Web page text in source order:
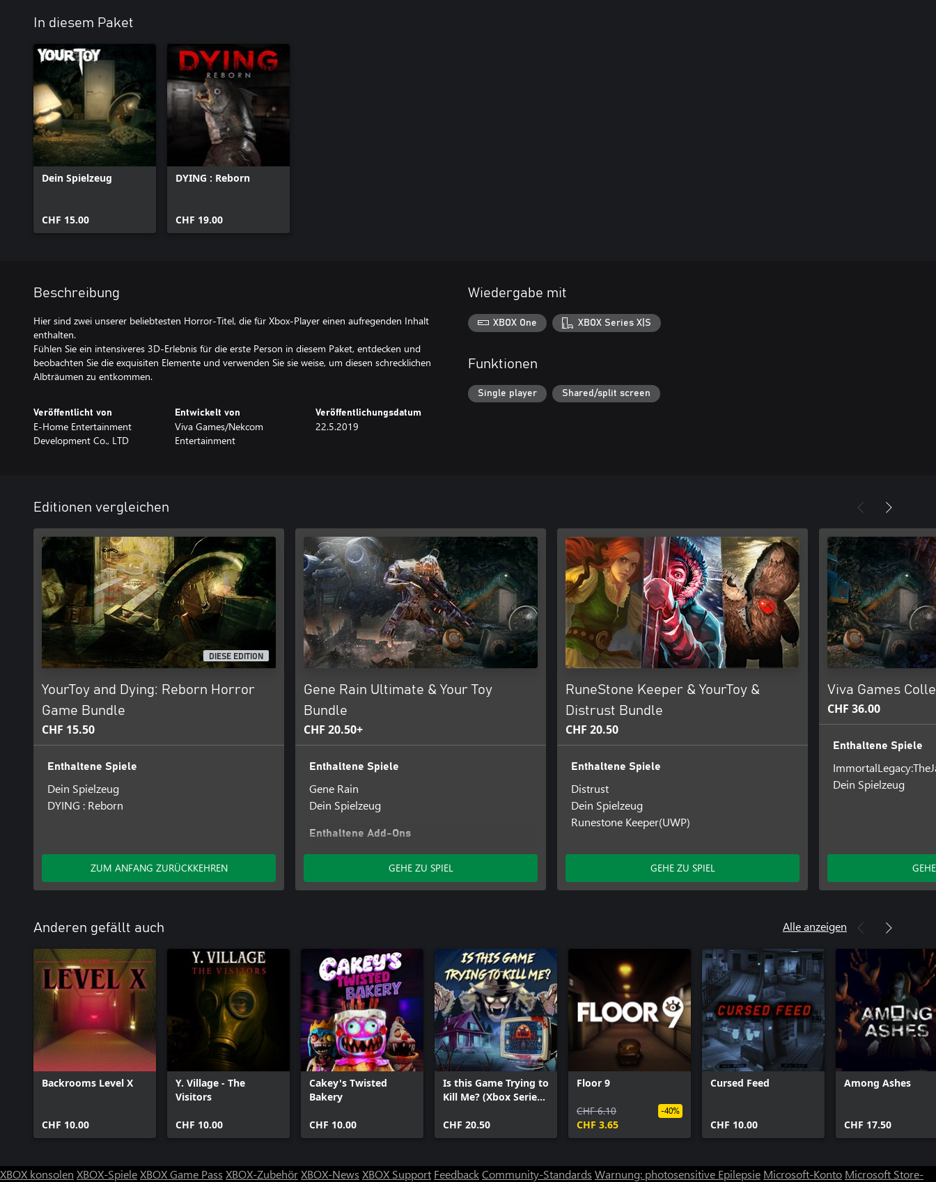
In diesem Paket
Dein Spielzeug
CHF 15.00
DYING : Reborn
CHF 19.00
Beschreibung
Hier sind zwei unserer beliebtesten Horror-Titel, die für Xbox-Player einen aufregenden Inhalt
enthalten.
Fühlen Sie ein intensiveres 3D-Erlebnis für die erste Person in diesem Paket, entdecken und
beobachten Sie die exquisiten Elemente und verwenden Sie sie weise, um diesen schrecklichen
Albträumen zu entkommen.
Veröffentlicht von
E-Home Entertainment
Development Co., LTD
Entwickelt von
Viva Games/Nekcom
Entertainment
Veröffentlichungsdatum
22.5.2019
Wiedergabe mit
XBOX One XBOX Series X|S
Funktionen
Single player Shared/split screen
Editionen vergleichen
DIESE EDITION
YourToy and Dying: Reborn Horror
Game Bundle
CHF 15.50
Enthaltene Spiele
Dein Spielzeug
DYING : Reborn
ZUM ANFANG ZURÜCKKEHREN
Gene Rain Ultimate & Your Toy
Bundle
CHF 20.50+
Enthaltene Spiele
Gene Rain
Dein Spielzeug
Enthaltene Add-Ons
SkyCityRebirth
GEHE ZU SPIEL
RuneStone Keeper & YourToy &
Distrust Bundle
CHF 20.50
Enthaltene Spiele
Distrust
Dein Spielzeug
Runestone Keeper(UWP)
GEHE ZU SPIEL
Viva Games
CHF 36.00
Enthaltene Spiele
Dein Spielzeug
Anderen gefällt auch Alle anzeigen
Backrooms Level X
CHF 10.00
Y. Village - The
Visitors
CHF 10.00
Cakey's Twisted
Bakery
CHF 10.00
Is this Game Trying to
Kill Me? (Xbox Series
CHF 20.50
Floor 9
CHF 6.10
CHF 3.65
-40%
Cursed Feed
CHF 10.00
Among Ashes
CHF 17.50
XBOX konsolen XBOX-SpieleXBOX Game Pass XBOX-ZubehörXBOX-News XBOX Support FeedbackCommunity-Standards Warnung: photosensitive Epilepsie Microsoft-Konto Microsoft Store-